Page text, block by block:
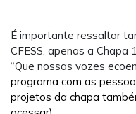
É importante ressaltar
CFESS, apenas a Chapa
“Que nossas vozes
programa com as
projetos da chapa